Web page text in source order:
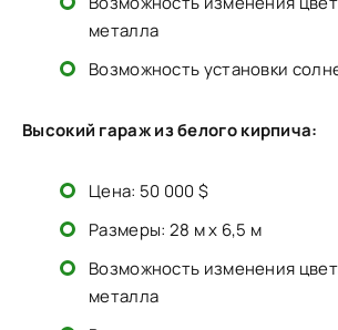
металла
Возможность установки
Высокий гараж из белого кирпича:
Цена: 50 000 $
Размеры: 28 м x 6,5 м
Возможность изменения
металла